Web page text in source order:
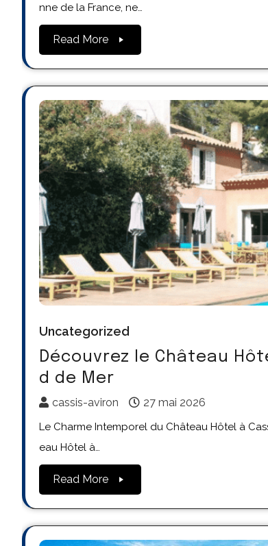
nne de la France, ne…
Read More
Uncategorized
Découvrez le Château
d de Mer
cassis-aviron 27 mai 2026
Le Charme Intemporel du Château Hôtel à
eau Hôtel à…
Read More